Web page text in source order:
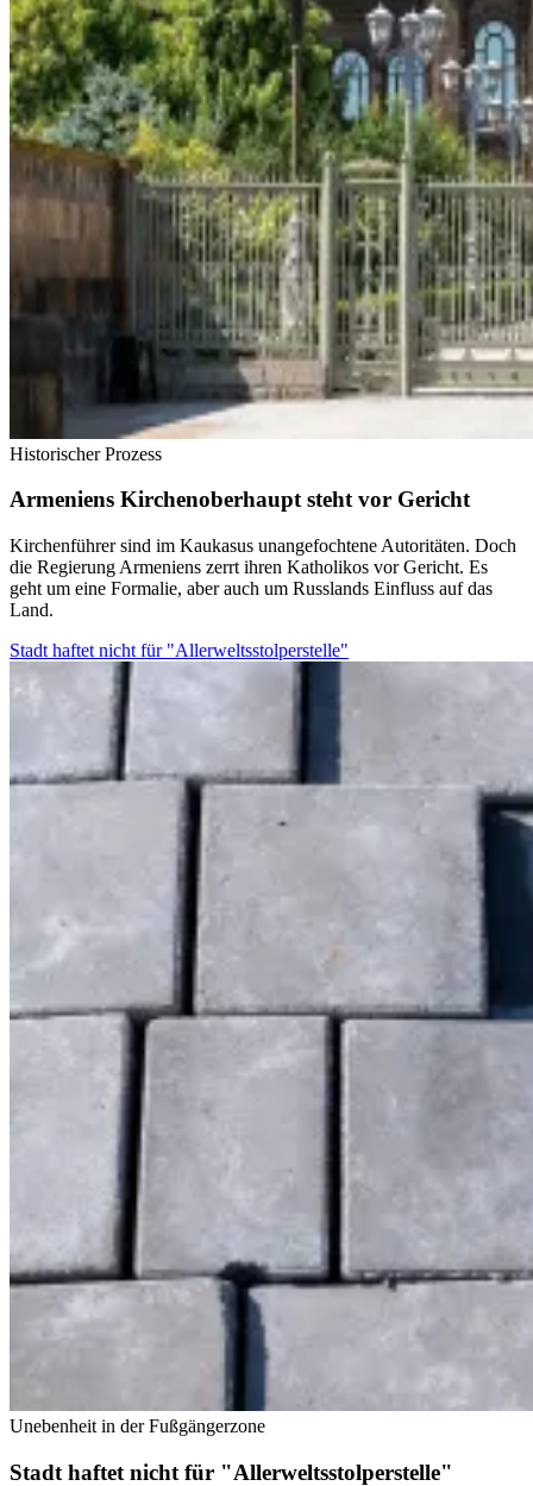
Historischer Prozess
Armeniens Kirchenoberhaupt steht vor Gericht
Kirchenführer sind im Kaukasus unangefochtene Autoritäten. Doch
die Regierung Armeniens zerrt ihren Katholikos vor Gericht. Es
geht um eine Formalie, aber auch um Russlands Einfluss auf das
Land.
Stadt haftet nicht für "Allerweltsstolperstelle"
Unebenheit in der Fußgängerzone
Stadt haftet nicht für "Allerweltsstolperstelle"